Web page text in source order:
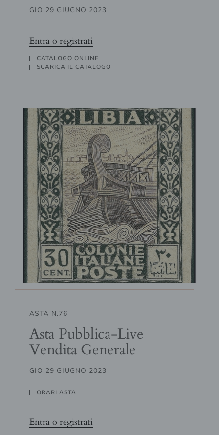
GIO 29 GIUGNO 2023
Entra o registrati
CATALOGO ONLINE
SCARICA IL CATALOGO
ASTA N.76
Asta Pubblica-Live
Vendita Generale
GIO 29 GIUGNO 2023
ORARI ASTA
Entra o registrati